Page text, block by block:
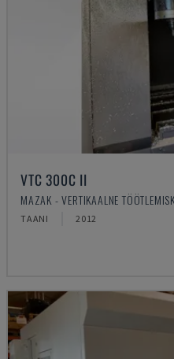
VTC 300C II
MAZAK - VERTIKAALNE
TAANI 2012